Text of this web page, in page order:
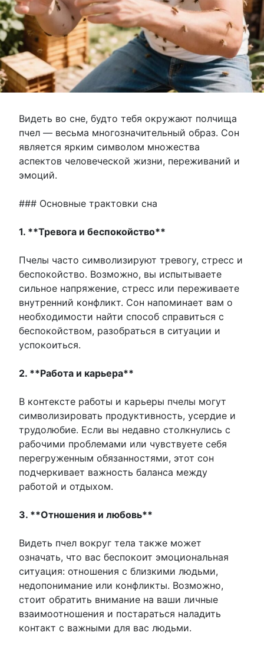
Видеть во сне, будто тебя окружают полчища
пчел — весьма многозначительный образ. Сон
является ярким символом множества
аспектов человеческой жизни, переживаний и
эмоций.
### Основные трактовки сна
1. **Тревога и беспокойство**
Пчелы часто символизируют тревогу, стресс и
беспокойство. Возможно, вы испытываете
сильное напряжение, стресс или переживаете
внутренний конфликт. Сон напоминает вам о
необходимости найти способ справиться с
беспокойством, разобраться в ситуации и
успокоиться.
2. **Работа и карьера**
В контексте работы и карьеры пчелы могут
символизировать продуктивность, усердие и
трудолюбие. Если вы недавно столкнулись с
рабочими проблемами или чувствуете себя
перегруженным обязанностями, этот сон
подчеркивает важность баланса между
работой и отдыхом.
3. **Отношения и любовь**
Видеть пчел вокруг тела также может
означать, что вас беспокоит эмоциональная
ситуация: отношения с близкими людьми,
недопонимание или конфликты. Возможно,
стоит обратить внимание на ваши личные
взаимоотношения и постараться наладить
контакт с важными для вас людьми.